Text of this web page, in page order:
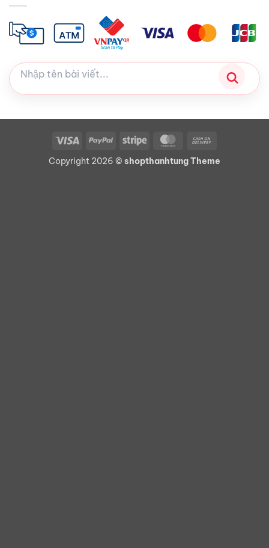
Visa PayPal Stripe MasterCard
Delivery
Copyright 2026 © shopthanhtung Theme